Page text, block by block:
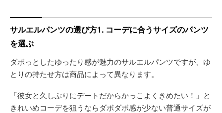
サルエルパンツの選び方1. コーデに合うサイズのパンツ
を選ぶ
ダボっとしたゆったり感が魅力のサルエルパンツですが、ゆ
とりの持たせ方は商品によって異なります。
「彼女と久しぶりにデートだからかっこよくきめたい！」と
きれいめコーデを狙うならダボダボ感が少ない普通サイズが